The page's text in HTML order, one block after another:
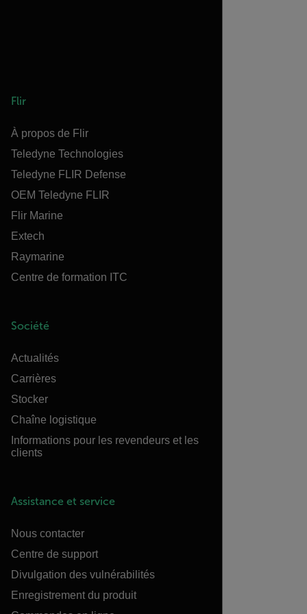
Flir
À propos de Flir
Teledyne Technologies
Teledyne FLIR Defense
OEM Teledyne FLIR
Flir Marine
Extech
Raymarine
Centre de formation ITC
Société
Actualités
Carrières
Stocker
Chaîne logistique
Informations pour les revendeurs et les
clients
Assistance et service
Nous contacter
Centre de support
Divulgation des vulnérabilités
Enregistrement du produit